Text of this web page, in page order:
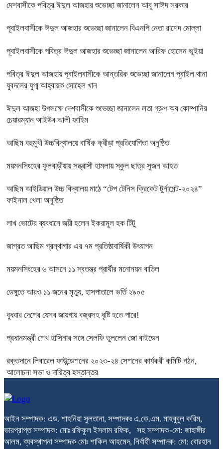
দেশবাসীকে পবিত্র ঈদুল আজহার শুভেচ্ছা জানালেন আবু সাঈদ সরকার
পূবাইলবাসীকে ঈদুল আজহার শুভেচ্ছা জানালেন বিএনপি নেতা রাশেদ মোল্লা
পূবাইলবাসীকে পবিত্র ঈদুল আজহার শুভেচ্ছা জানালেন আরিফ হোসেন ভূইয়া
পবিত্র ঈদুল আজহায় পূবাইলবাসীকে আন্তরিক শুভেচ্ছা জানালেন পূবাইল থানা
যুবদলের যুগ্ম আহ্বায়ক সোহেল খান
ঈদুল আজহা উপলক্ষে দেশবাসীকে শুভেচ্ছা জানালেন লতা গ্রুপ অব কোম্পানির
চেয়ারম্যান আইউব আলী ফাহিম
আছিম বহুমুখী উচ্চবিদ্যালয়ে বার্ষিক ক্রীড়া প্রতিযোগিতা অনুষ্ঠিত
ময়মনসিংহের ফুলবাড়ীয়ায় সন্ত্রাসী হামলায় স্কুল ছাত্র সুজন আহত
আছিম আইডিয়াল উচ্চ বিদ্যালয় মাঠে “টেপ টেনিস ক্রিকেট টুর্নামেন্ট-২০২৪”
ফাইনাল খেলা অনুষ্ঠিত
লাখ ভোটের ব্যবধানে জয়ী হলেন ইকরামুল হক টিটু
জাগ্রত আছিম গ্রন্থাগার এর ৭ম প্রতিষ্ঠাবার্ষিকী উৎযাপন
ময়মনসিংহের ৬ আসনে ১১ স্বতন্ত্র প্রার্থীর মনোনয়ন বাতিল
ডেঙ্গুতে আরও ১১ জনের মৃত্যু, হাসপাতালে ভর্তি ২৯০৫
বুধবার দেশের যেসব জায়গায় বজ্রসহ বৃষ্টি হতে পারে!
প্রধানমন্ত্রী শেখ হাসিনার সঙ্গে সেলফি তুললেন জো বাইডেন
রক্তদানে লিবারেল ফাউন্ডেশনের ২০২৩-২৪ সেশনের কার্যকরী কমিটি গঠন,
আলোচনা সভা ও দায়িত্ব হস্তান্তর
আইন সম্পাদক: এড. শাহনিয়া সুলতানা, সম্পাদকঃ এ.কে.এম. মাহবুবুল করিম,
ভারপ্রাপ্ত সম্পাদক: মোঃ রফিকুল ইসলাম রফিক, সহ সম্পাদক-মো: জাহাঙ্গীর
আলম, ব্যবস্থাপনা সম্পাদক মোঃ শাকিল আহমেদ, নির্বাহী সম্পাদক: মো: বোরহান